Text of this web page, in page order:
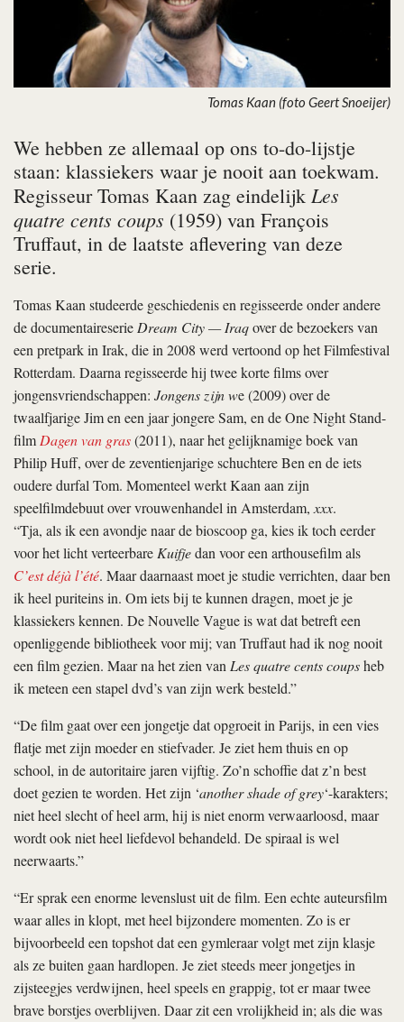
Tomas Kaan (foto Geert Snoeijer)
We hebben ze allemaal op ons to-do-lijstje
staan: klassiekers waar je nooit aan toekwam.
Regisseur Tomas Kaan zag eindelijk Les
quatre cents coups (1959) van François
Truffaut, in de laatste aflevering van deze
serie.
Tomas Kaan studeerde geschiedenis en regisseerde onder andere
de documentaireserieDream City — Iraqover de bezoekers van
een pretpark in Irak, die in 2008 werd vertoond op het Filmfestival
Rotterdam. Daarna regisseerde hij twee korte films over
jongensvriendschappen: Jongens zijn we (2009) over de
twaalfjarige Jim en een jaar jongere Sam, en de One Night Stand-
filmDagen van gras(2011), naar het gelijknamige boek van
Philip Huff, over de zeventienjarige schuchtere Ben en de iets
oudere durfal Tom. Momenteel werkt Kaan aan zijn
speelfilmdebuut over vrouwenhandel in Amsterdam,xxx.
“Tja, als ik een avondje naar de bioscoop ga, kies ik toch eerder
voor het licht verteerbareKuifjedan voor een arthousefilm als
C’est déjà l’été. Maar daarnaast moet je studie verrichten, daar ben
ik heel puriteins in. Om iets bij te kunnen dragen, moet je je
klassiekers kennen. De Nouvelle Vague is wat dat betreft een
openliggende bibliotheek voor mij; van Truffaut had ik nog nooit
een film gezien. Maar na het zien vanLes quatre cents coupsheb
ik meteen een stapel dvd’s van zijn werk besteld.”
“De film gaat over een jongetje dat opgroeit in Parijs, in een vies
flatje met zijn moeder en stiefvader. Je ziet hem thuis en op
school, in de autoritaire jaren vijftig. Zo’n schoffie dat z’n best
doet gezien te worden. Het zijn ‘another shade of grey‘-karakters;
niet heel slecht of heel arm, hij is niet enorm verwaarloosd, maar
wordt ook niet heel liefdevol behandeld. De spiraal is wel
neerwaarts.”
“Er sprak een enorme levenslust uit de film. Een echte auteursfilm
waar alles in klopt, met heel bijzondere momenten. Zo is er
bijvoorbeeld een topshot dat een gymleraar volgt met zijn klasje
als ze buiten gaan hardlopen. Je ziet steeds meer jongetjes in
zijsteegjes verdwijnen, heel speels en grappig, tot er maar twee
brave borstjes overblijven. Daar zit een vrolijkheid in; als die was